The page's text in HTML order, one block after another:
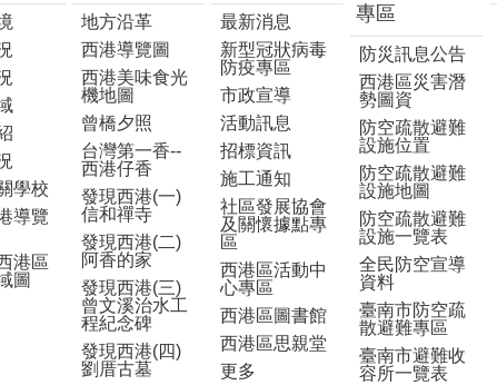
學校
導覽
港區
圖
地方沿革
西港導覽圖
西港美味食光
機地圖
曾橋夕照
台灣第一香--
西港仔香
發現西港(一)
信和禪寺
發現西港(二)
阿香的家
發現西港(三)
曾文溪治水工
程紀念碑
發現西港(四)
劉厝古墓
最新消息
新型冠狀病毒
防疫專區
市政宣導
活動訊息
招標資訊
施工通知
社區發展協會
及關懷據點專
區
西港區活動中
心專區
西港區圖書館
西港區思親堂
更多
專區
防災訊息公告
西港區災害潛
勢圖資
防空疏散避難
設施位置
防空疏散避難
設施地圖
防空疏散避難
設施一覽表
全民防空宣導
資料
臺南市防空疏
散避難專區
臺南市避難收
容所一覽表